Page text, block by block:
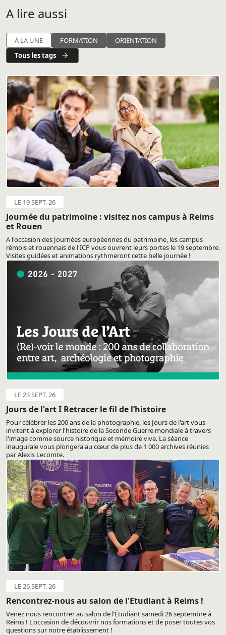
A lire aussi
À LA UNE FORMATION
ORIENTATION
Tous les tags
LE 19 SEPT. 26
Journée du patrimoine : visitez nos campus à Reims
et Rouen
A l'occasion des Journées européennes du patrimoine, les campus
rémois et rouennais de l'ICP vous ouvrent leurs portes le 19 septembre.
Visites guidées et animations rythmeront cette belle journée !
LE 23 SEPT. 26
Jours de l'art I Retracer le fil de l’histoire
Pour célébrer les 200 ans de la photographie, les Jours de l'art vous
invitent à explorer l'histoire de la Seconde Guerre mondiale à travers
l'image comme source historique et mémoire vive. La séance
inaugurale vous plongera au cœur de plus de 1 000 archives réunies
par Alexis Lecomte.
LE 26 SEPT. 26
Rencontrez-nous au salon de l'Etudiant à Reims !
Venez nous rencontrer au salon de l’Étudiant samedi 26 septembre à
Reims ! L'occasion de découvrir nos formations et de poser toutes vos
questions sur notre établissement !